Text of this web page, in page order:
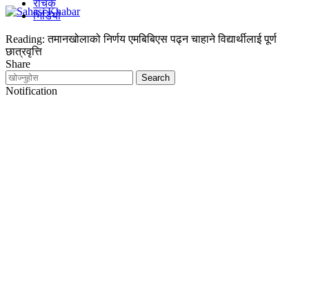
रोचक
भिडियो
Reading: तमानखोलाको निर्णय एमबिबिएस पढ्न चाहाने विद्यार्थीलाई पूर्ण
छात्रवृत्ति
Share
Notification